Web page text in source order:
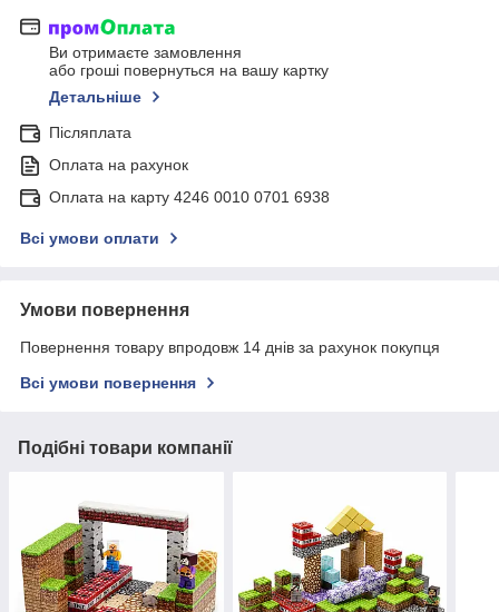
Ви отримаєте замовлення
або гроші повернуться на вашу картку
Детальніше
Післяплата
Оплата на рахунок
Оплата на карту 4246 0010 0701 6938
Всі умови оплати
Умови повернення
Повернення товару впродовж 14 днів за рахунок покупця
Всі умови повернення
Подібні товари компанії